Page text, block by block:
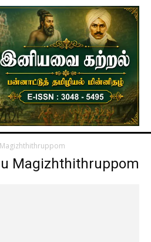
Magizhthithruppom